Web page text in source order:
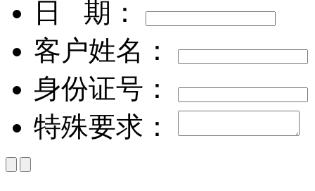
日
期：
客户姓名：
身份证号：
特殊要求：